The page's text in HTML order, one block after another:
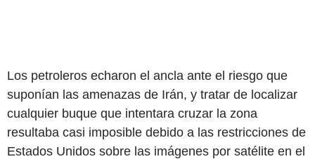
Los petroleros echaron el ancla ante el riesgo que
suponían las amenazas de Irán, y tratar de localizar
cualquier buque que intentara cruzar la zona
resultaba casi imposible debido a las restricciones de
Estados Unidos sobre las imágenes por satélite en el